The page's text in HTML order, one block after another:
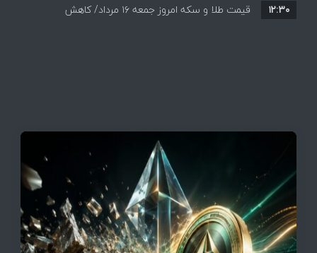
قیمت طلا و سکه امروز جمعه ۱۶ مرداد/ کاهش
۱۲:۳۰